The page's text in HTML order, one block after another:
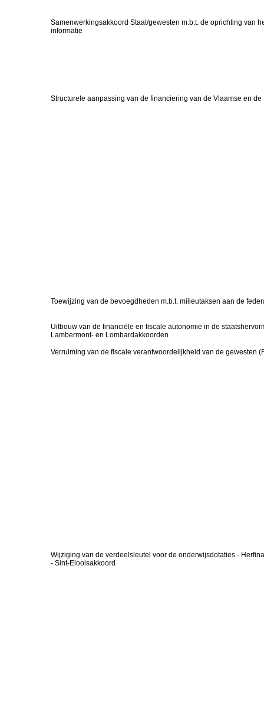
Samenwerkingsakkoord Staat/gewesten m.b.t. de oprichting van
informatie
Structurele aanpassing van de financiering van de Vlaamse en
Toewijzing van de bevoegdheden m.b.t. milieutaksen aan de
Uitbouw van de financiële en fiscale autonomie in de
Lambermont- en Lombardakkoorden
Verruiming van de fiscale verantwoordelijkheid van de gewesten
Wijziging van de verdeelsleutel voor de onderwijsdotaties -
- Sint-Elooisakkoord